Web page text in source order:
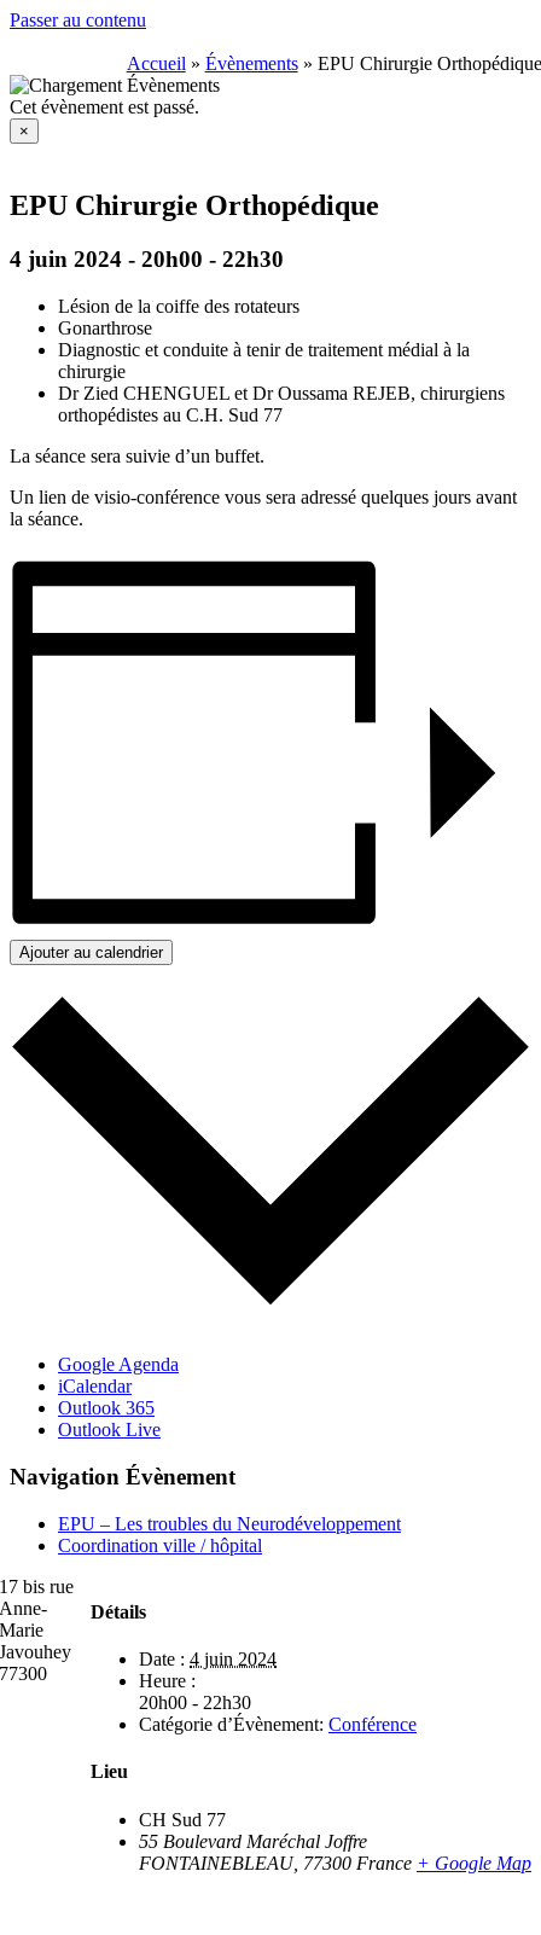
Passer au contenu
Accueil » Évènements» EPU Chirurgie Orthopédique
Cet évènement est passé.
×
EPU Chirurgie Orthopédique
4 juin 2024 - 20h00 - 22h30
Lésion de la coiffe des rotateurs
Gonarthrose
Diagnostic et conduite à tenir de traitement médial à la
chirurgie
Dr Zied CHENGUEL et Dr Oussama REJEB, chirurgiens
orthopédistes au C.H. Sud 77
La séance sera suivie d’un buffet.
Un lien de visio-conférence vous sera adressé quelques jours avant
la séance.
Ajouter au calendrier
Google Agenda
iCalendar
Outlook 365
Outlook Live
Navigation Évènement
EPU – Les troubles du Neurodéveloppement
Coordination ville / hôpital
Détails
Date : 4 juin 2024
Heure :
20h00 - 22h30
Catégorie d’Évènement: Conférence
Lieu
CH Sud 77
55 Boulevard Maréchal Joffre
FONTAINEBLEAU, 77300 France + Google Map
17 bis rue
Anne-
Marie
Javouhey
77300